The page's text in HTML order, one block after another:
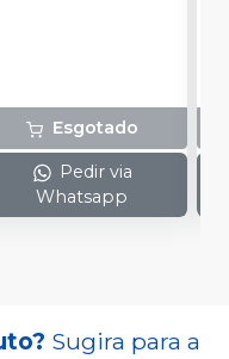
Esgotado
Pedir via
Whatsapp
Sugira para a